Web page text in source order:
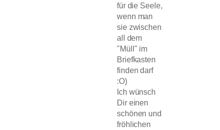
für die Seele,
wenn man
sie zwischen
all dem
"Müll" im
Briefkasten
finden darf
:O)
Ich wünsch
Dir einen
schönen und
fröhlichen